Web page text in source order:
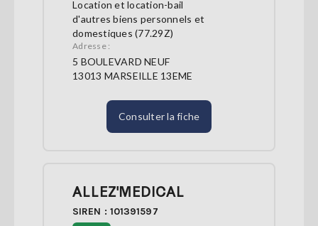
Location et location-bail
d'autres biens personnels et
domestiques (77.29Z)
Adresse :
5 BOULEVARD NEUF
13013 MARSEILLE 13EME
Consulter la fiche
ALLEZ'MEDICAL
SIREN : 101391597